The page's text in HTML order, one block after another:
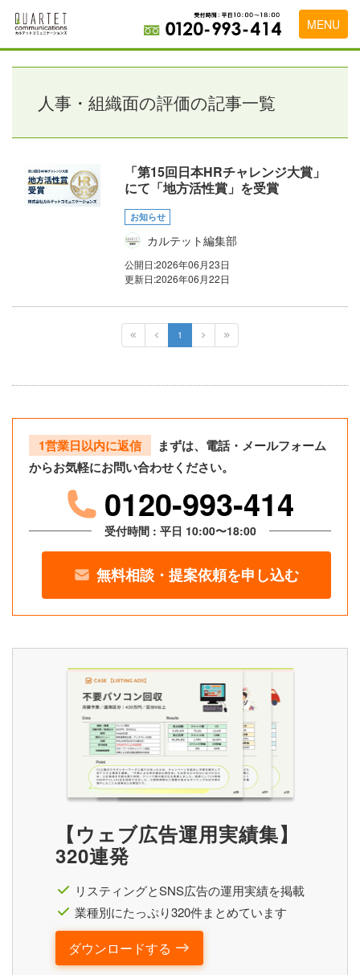
MENU
トップページ
料金表
初めて導入をお考えの方
代理店の乗り換えをお考えの方
広告代理店・HP制作会社様へ
お申し込みから運用開始までの流れ
人事・組織面の評価の記事一覧
「第15回日本HRチャレンジ大賞」
にて「地方活性賞」を受賞
お知らせ
カルテット編集部
公開日:2026年06月23日
更新日:2026年06月22日
1
1営業日以内に返信
まずは、電話・メールフォーム
からお気軽にお問い合わせください。
0120-993-414
受付時間 : 平日 10:00〜18:00
無料相談・提案依頼を申し込む
【ウェブ広告運用実績集】
320連発
リスティングとSNS広告の運用実績を掲載
業種別にたっぷり320件まとめています
ダウンロードする